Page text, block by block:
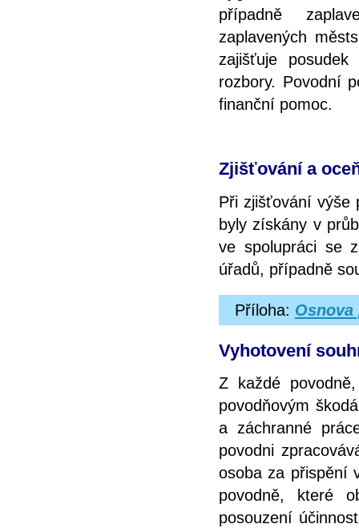
případně
zaplavených
zajišťuje
rozbory. Povodní
finanční pomoc.
Zjišťování a
Při zjišťování výše
byly získány v
ve spolupráci se
úřadů, případně
Příloha:
Vyhotovení
Z každé
povodňovým
a záchranné
povodni
osoba za přispění
povodně, které
posouzení